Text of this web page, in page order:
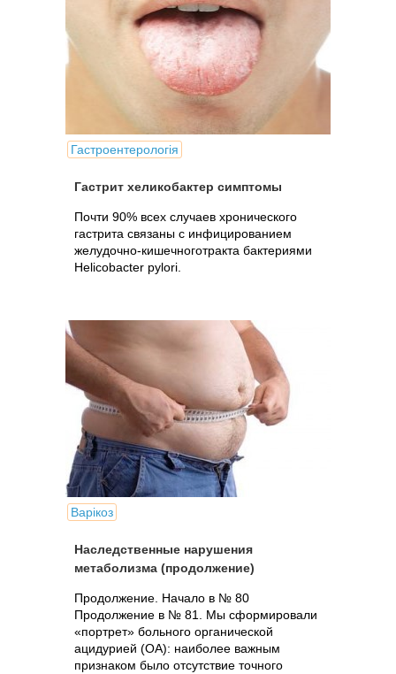
Гастроентерологія
Гастрит хеликобактер симптомы
Почти 90% всех случаев хронического
гастрита связаны с инфицированием
желудочно-кишечноготракта бактериями
Helicobacter pylori.
Варікоз
Наследственные нарушения
метаболизма (продолжение)
Продолжение. Начало в № 80
Продолжение в № 81. Мы сформировали
«портрет» больного органической
ацидурией (ОА): наиболее важным
признаком было отсутствие точного